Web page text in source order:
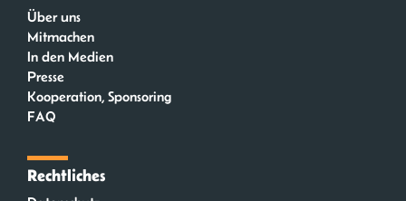
Über uns
Mitmachen
In den Medien
Presse
Kooperation, Sponsoring
FAQ
Rechtliches